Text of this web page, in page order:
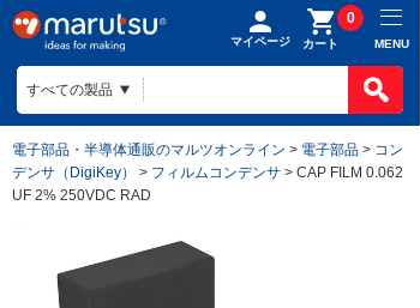
マイページ カート
0
MENU
電子部品・半導体通販のマルツオンライン > 電子部品 > コン
デンサ（DigiKey）
> フィルムコンデンサ > CAP FILM 0.062
UF 2% 250VDC RAD